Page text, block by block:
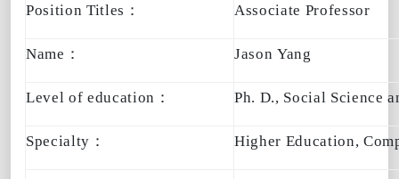
Position Titles ： Associate Professor
Name ： Jason Yang
Level of education ： Ph. D., Social Science
Specialty ： Higher Education,